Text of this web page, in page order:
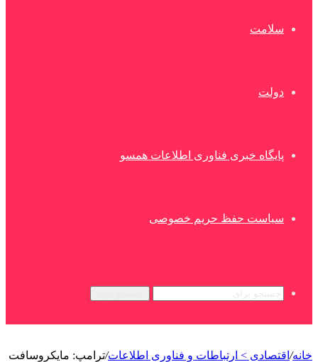
سلامت
دولت
پایگاه خبری فناوری اطلاعات همسو
سیاست حفظ حریم خصوصی
خانه/ اقتصادی > ارتباطات و فناوری اطلاعات/ترامپ: مایکروسافت